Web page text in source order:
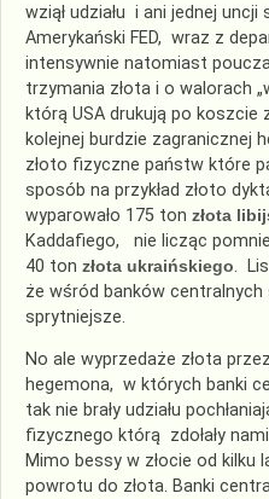
wziął udziału i ani jednej uncji
Amerykański FED, wraz z
intensywnie natomiast
trzymania złota i o walorach
którą USA drukują po koszcie
kolejnej burdzie zagranicznej
złoto fizyczne państw które
sposób na przykład złoto
wyparowało 175 ton złota
Kaddafiego, nie licząc
40 ton złota ukraińskiego.
że wśród banków
sprytniejsze.
No ale wyprzedaże złota
hegemona, w których banki
tak nie brały udziału
fizycznego którą zdołały
Mimo bessy w złocie od
powrotu do złota. Banki